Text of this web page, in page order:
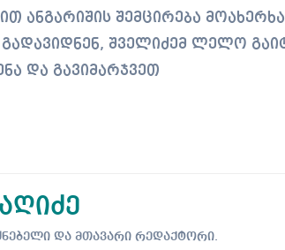
ანგარიშის შემცირება
შველიძემ ლელო
და გავიმარჯვეთ
და მთავარი რედაქტორი.